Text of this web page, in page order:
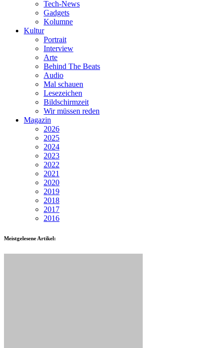
Tech-News
Gadgets
Kolumne
Kultur
Portrait
Interview
Arte
Behind The Beats
Audio
Mal schauen
Lesezeichen
Bildschirmzeit
Wir müssen reden
Magazin
2026
2025
2024
2023
2022
2021
2020
2019
2018
2017
2016
Meistgelesene Artikel: